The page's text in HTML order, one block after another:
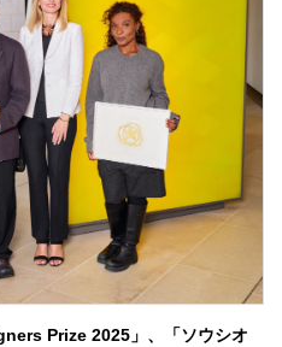
Prize 2025」、「ソウシオ